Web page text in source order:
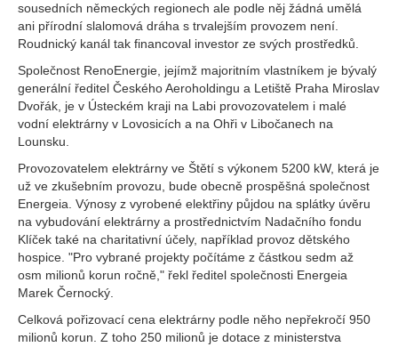
sousedních německých regionech ale podle něj žádná umělá
ani přírodní slalomová dráha s trvalejším provozem není.
Roudnický kanál tak financoval investor ze svých prostředků.
Společnost RenoEnergie, jejímž majoritním vlastníkem je bývalý
generální ředitel Českého Aeroholdingu a Letiště Praha Miroslav
Dvořák, je v Ústeckém kraji na Labi provozovatelem i malé
vodní elektrárny v Lovosicích a na Ohři v Libočanech na
Lounsku.
Provozovatelem elektrárny ve Štětí s výkonem 5200 kW, která je
už ve zkušebním provozu, bude obecně prospěšná společnost
Energeia. Výnosy z vyrobené elektřiny půjdou na splátky úvěru
na vybudování elektrárny a prostřednictvím Nadačního fondu
Klíček také na charitativní účely, například provoz dětského
hospice. "Pro vybrané projekty počítáme z částkou sedm až
osm milionů korun ročně," řekl ředitel společnosti Energeia
Marek Černocký.
Celková pořizovací cena elektrárny podle něho nepřekročí 950
milionů korun. Z toho 250 milionů je dotace z ministerstva